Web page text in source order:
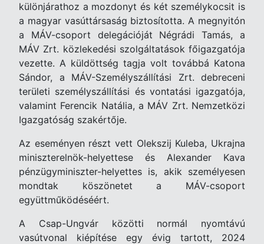
különjárathoz a mozdonyt és két személykocsit is
a magyar vasúttársaság biztosította. A megnyitón
a MÁV-csoport delegációját Négrádi Tamás, a
MÁV Zrt. közlekedési szolgáltatások főigazgatója
vezette. A küldöttség tagja volt továbbá Katona
Sándor, a MÁV-Személyszállítási Zrt. debreceni
területi személyszállítási és vontatási igazgatója,
valamint Ferencik Natália, a MÁV Zrt. Nemzetközi
Igazgatóság szakértője.
Az eseményen részt vett Olekszij Kuleba, Ukrajna
miniszterelnök-helyettese és Alexander Kava
pénzügyminiszter-helyettes is, akik személyesen
mondtak köszönetet a MÁV-csoport
együttműködéséért.
A Csap-Ungvár közötti normál nyomtávú
vasútvonal kiépítése egy évig tartott, 2024